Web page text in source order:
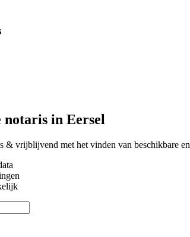
notaris in Eersel
& vrijblijvend met het vinden van beschikbare